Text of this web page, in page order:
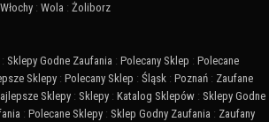
Włochy : Wola : Żoliborz
: Sklepy Godne Zaufania : Polecany Sklep : Polecane
Sklepy : Polecany Sklep : Śląsk : Poznań : Zaufane
Sklepy : Sklepy : Katalog Sklepów : Sklepy Godne
: Polecane Sklepy : Sklep Godny Zaufania : Zaufany